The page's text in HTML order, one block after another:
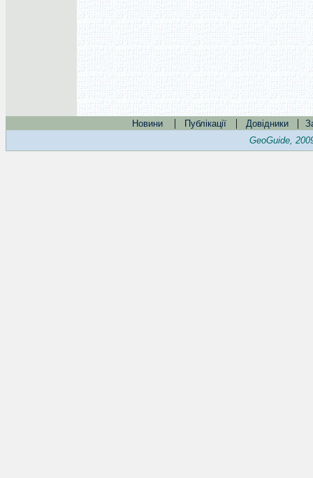
Новини | Публікації | Довідники |
GeoGuide,